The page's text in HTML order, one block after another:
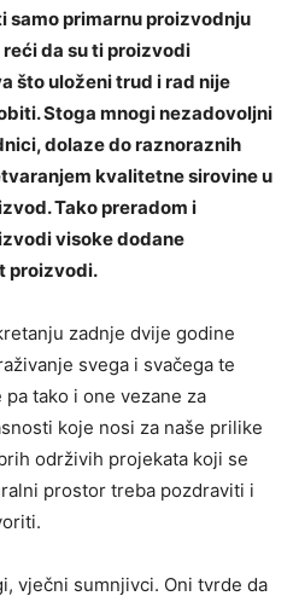
samo primarnu proizvodnju
reći da su ti proizvodi
što uloženi trud i rad nije
Stoga mnogi nezadovoljni
dolaze do raznoraznih
kvalitetne sirovine u
Tako preradom i
visoke dodane
proizvodi.
zadnje dvije godine
svega i svačega te
tako i one vezane za
koje nosi za naše prilike
održivih projekata koji se
prostor treba pozdraviti i
vječni sumnjivci. Oni tvrde da